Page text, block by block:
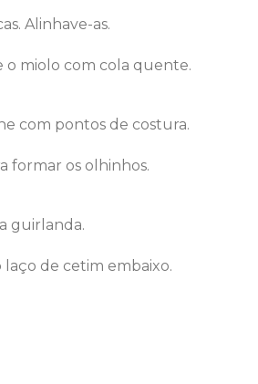
Alinhave-as.
o miolo com cola quente.
com pontos de costura.
formar os olhinhos.
guirlanda.
laço de cetim embaixo.